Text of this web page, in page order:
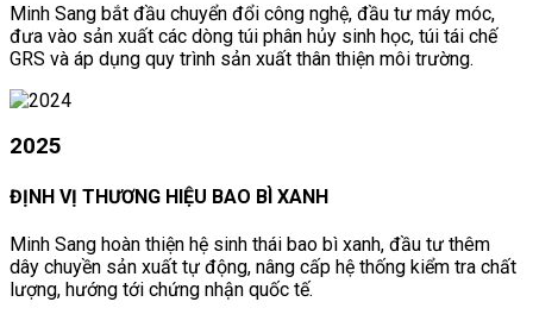
Minh Sang bắt đầu chuyển đổi công nghệ, đầu tư máy móc,
đưa vào sản xuất các dòng túi phân hủy sinh học, túi tái chế
GRS và áp dụng quy trình sản xuất thân thiện môi trường.
2025
ĐỊNH VỊ THƯƠNG HIỆU BAO BÌ XANH
Minh Sang hoàn thiện hệ sinh thái bao bì xanh, đầu tư thêm
dây chuyền sản xuất tự động, nâng cấp hệ thống kiểm tra chất
lượng, hướng tới chứng nhận quốc tế.